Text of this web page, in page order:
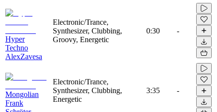
Hyper
Techno
AlexZavesa
Electronic/Trance,
Synthesizer, Clubbing,
Groovy, Energetic
0:30 -
Mongolian
Frank
Electronic/Trance,
Synthesizer, Clubbing,
Energetic
3:35 -